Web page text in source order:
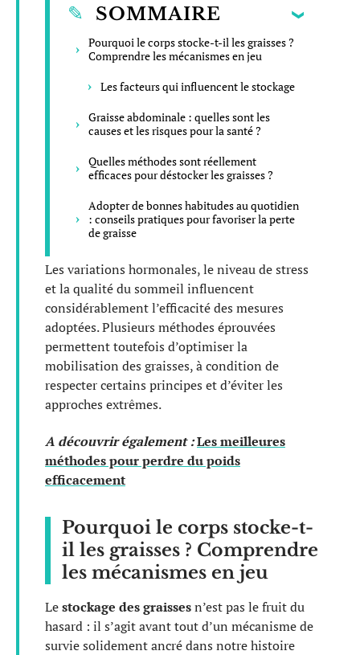
SOMMAIRE
Pourquoi le corps stocke-t-il les graisses ?
Comprendre les mécanismes en jeu
Les facteurs qui influencent le stockage
Graisse abdominale : quelles sont les
causes et les risques pour la santé ?
Quelles méthodes sont réellement
efficaces pour déstocker les graisses ?
Adopter de bonnes habitudes au quotidien
: conseils pratiques pour favoriser la perte
de graisse
Les variations hormonales, le niveau de stress
et la qualité du sommeil influencent
considérablement l’efficacité des mesures
adoptées. Plusieurs méthodes éprouvées
permettent toutefois d’optimiser la
mobilisation des graisses, à condition de
respecter certains principes et d’éviter les
approches extrêmes.
A découvrir également :Les meilleures
méthodes pour perdre du poids
efficacement
Pourquoi le corps stocke-t-
il les graisses ? Comprendre
les mécanismes en jeu
Lestockage des graissesn’est pas le fruit du
hasard : il s’agit avant tout d’un mécanisme de
survie solidement ancré dans notre histoire